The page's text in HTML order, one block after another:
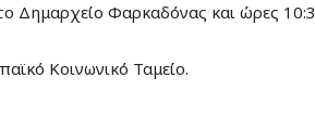
Δημαρχείο Φαρκαδόνας και ώρες
Κοινωνικό Ταμείο.